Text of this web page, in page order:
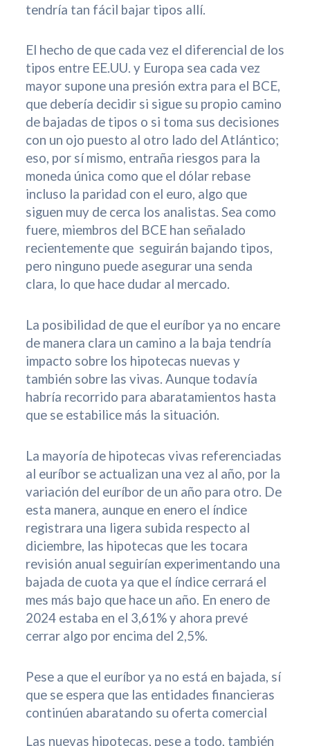
tendría tan fácil bajar tipos allí.
El hecho de que cada vez el diferencial de los
tipos entre EE.UU. y Europa sea cada vez
mayor supone una presión extra para el BCE,
que debería decidir si sigue su propio camino
de bajadas de tipos o si toma sus decisiones
con un ojo puesto al otro lado del Atlántico;
eso, por sí mismo, entraña riesgos para la
moneda única como que el dólar rebase
incluso la paridad con el euro, algo que
siguen muy de cerca los analistas. Sea como
fuere, miembros del BCE han señalado
recientemente que seguirán bajando tipos,
pero ninguno puede asegurar una senda
clara, lo que hace dudar al mercado.
La posibilidad de que el euríbor ya no encare
de manera clara un camino a la baja tendría
impacto sobre los hipotecas nuevas y
también sobre las vivas. Aunque todavía
habría recorrido para abaratamientos hasta
que se estabilice más la situación.
La mayoría de hipotecas vivas referenciadas
al euríbor se actualizan una vez al año, por la
variación del euríbor de un año para otro. De
esta manera, aunque en enero el índice
registrara una ligera subida respecto al
diciembre, las hipotecas que les tocara
revisión anual seguirían experimentando una
bajada de cuota ya que el índice cerrará el
mes más bajo que hace un año. En enero de
2024 estaba en el 3,61% y ahora prevé
cerrar algo por encima del 2,5%.
Pese a que el euríbor ya no está en bajada, sí
que se espera que las entidades financieras
continúen abaratando su oferta comercial
Las nuevas hipotecas, pese a todo, también